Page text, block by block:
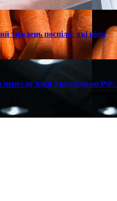
тиждень поспіль: які ціни
зв’язки з культурою РФ: